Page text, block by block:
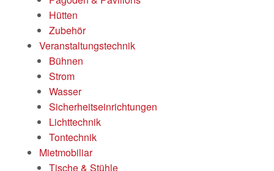
Hütten
Zubehör
Veranstaltungstechnik
Bühnen
Strom
Wasser
Sicherheitseinrichtungen
Lichttechnik
Tontechnik
Mietmobiliar
Tische & Stühle